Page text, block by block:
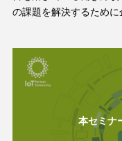
の課題を解決するために
IoTの活用で改革し、社
を実現する「オフィス
ミナーでは、IoTパート
ワーキンググループが
本セミナ